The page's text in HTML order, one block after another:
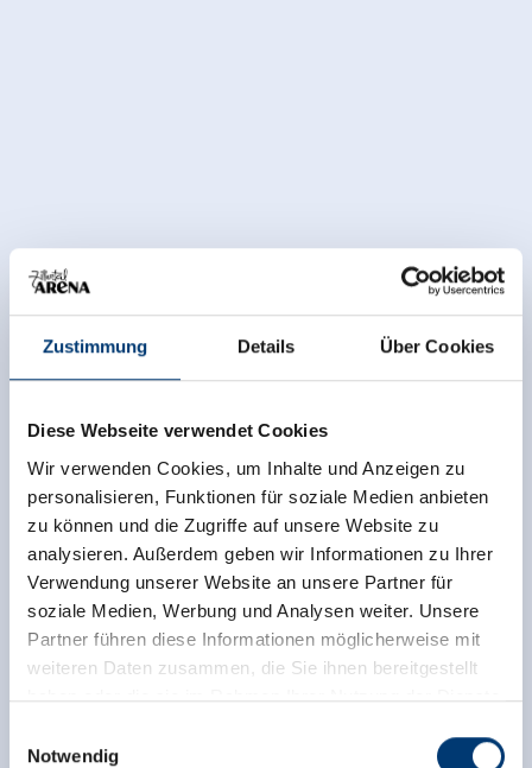
Zustimmung Details Über Cookies
Diese Webseite verwendet Cookies
Wir verwenden Cookies, um Inhalte und Anzeigen zu
personalisieren, Funktionen für soziale Medien anbieten
zu können und die Zugriffe auf unsere Website zu
analysieren. Außerdem geben wir Informationen zu Ihrer
Verwendung unserer Website an unsere Partner für
soziale Medien, Werbung und Analysen weiter. Unsere
Partner führen diese Informationen möglicherweise mit
weiteren Daten zusammen, die Sie ihnen bereitgestellt
haben oder die sie im Rahmen Ihrer Nutzung der Dienste
Notwendig